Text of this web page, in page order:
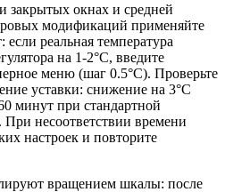
окнах и средней
модификаций применяйте
реальная температура
на 1-2°C, введите
меню (шаг 0.5°C). Проверьте
уставки: снижение на 3°C
минут при стандартной
несоответствии времени
настроек и повторите
вращением шкалы: после